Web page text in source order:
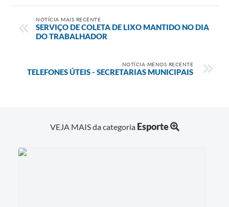
NOTÍCIA MAIS RECENTE
SERVIÇO DE COLETA DE LIXO MANTIDO NO DIA
DO TRABALHADOR
NOTÍCIA MENOS RECENTE
TELEFONES ÚTEIS - SECRETARIAS MUNICIPAIS
VEJA MAIS da categoria Esporte